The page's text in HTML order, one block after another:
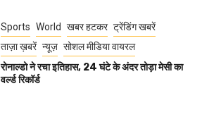
Sports World खबर हटकर ट्रेंडिंग खबरें
ताज़ा ख़बरें न्यूज़ सोशल मीडिया वायरल
रोनाल्डो ने रचा इतिहास, 24 घंटे के अंदर तोड़ा मेसी का
वर्ल्ड रिकॉर्ड